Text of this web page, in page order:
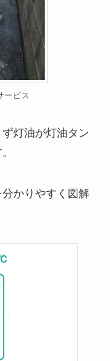
ービス
灯油が灯油タン
かりやすく図解